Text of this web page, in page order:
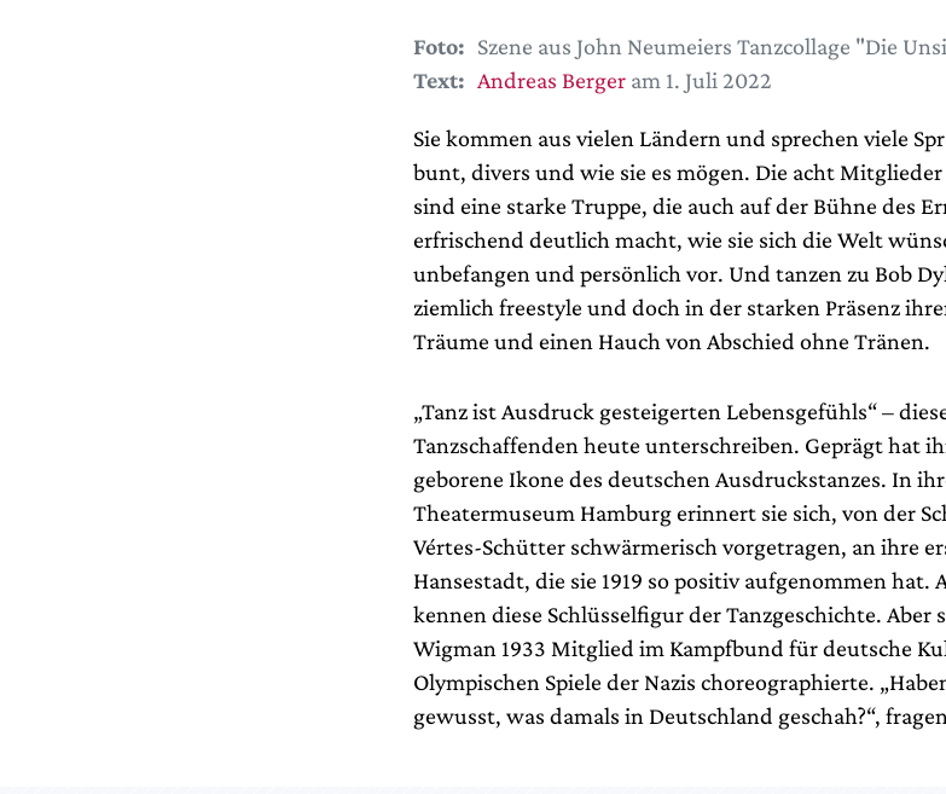
Foto: Szene aus John Neumeiers Tanzcollage "Die
Text: Andreas Bergeram 1. Juli 2022
Sie kommen aus vielen Ländern und sprechen viele
bunt, divers und wie sie es mögen. Die acht
sind eine starke Truppe, die auch auf der Bühne des
erfrischend deutlich macht, wie sie sich die Welt
unbefangen und persönlich vor. Und tanzen zu Bob
ziemlich freestyle und doch in der starken Präsenz
Träume und einen Hauch von Abschied ohne Tränen.
„Tanz ist Ausdruck gesteigerten Lebensgefühls“ –
Tanzschaffenden heute unterschreiben. Geprägt hat
geborene Ikone des deutschen Ausdruckstanzes. In
Theatermuseum Hamburg erinnert sie sich, von der
Vértes-Schütter schwärmerisch vorgetragen, an ihre
Hansestadt, die sie 1919 so positiv aufgenommen hat.
kennen diese Schlüsselfigur der Tanzgeschichte. Aber
Wigman 1933 Mitglied im Kampfbund für deutsche
Olympischen Spiele der Nazis choreographierte.
gewusst, was damals in Deutschland geschah?“,